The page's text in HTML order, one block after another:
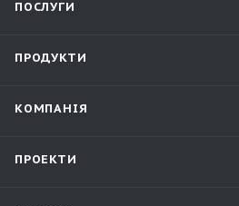
ПОСЛУГИ
ПРОДУКТИ
КОМПАНІЯ
ПРОЕКТИ